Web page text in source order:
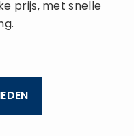
prijs, met snelle